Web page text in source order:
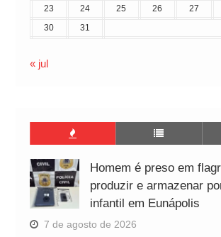
23
24 25 26 27
30
31
« jul
Homem é preso em
produzir e armazenar
infantil em Eunápolis
7 de agosto de 2026